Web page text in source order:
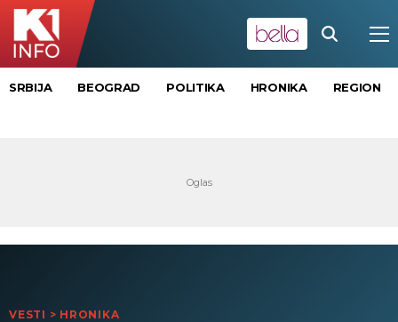
SRBIJA BEOGRAD POLITIKA HRONIKA REGION
VESTI > HRONIKA